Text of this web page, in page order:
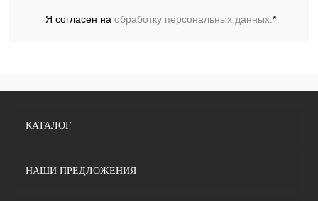
Я согласен на обработку персональных данных.*
КАТАЛОГ
НАШИ ПРЕДЛОЖЕНИЯ